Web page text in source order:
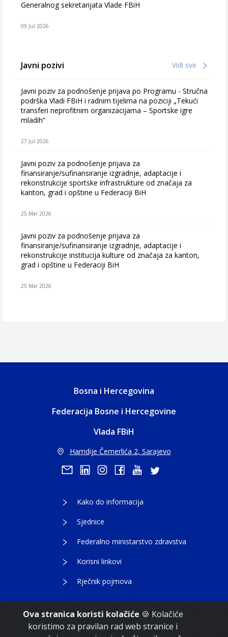
Ova stranica koristi kolačiće 🍪 Kolačiće
koristimo za pravilan rad web stranice i
Generalnog sekretarijata Vlade FBiH
09 Jul 2026
Javni pozivi Vidi sve
Javni poziv za podnošenje prijava po Programu - Stručna
podrška Vladi FBiH i radnim tijelima na poziciji „Tekući
transferi neprofitnim organizacijama – Sportske igre
mladih“
27 Jul 2026
Javni poziv za podnošenje prijava za
finansiranje/sufinansiranje izgradnje, adaptacije i
rekonstrukcije sportske infrastrukture od značaja za
kanton, grad i opštine u Federaciji BiH
25 Mar 2026
Javni poziv za podnošenje prijava za
finansiranje/sufinansiranje izgradnje, adaptacije i
rekonstrukcije institucija kulture od značaja za kanton,
grad i opštine u Federaciji BiH
25 Mar 2026
Bosna i Hercegovina
Federacija Bosne i Hercegovine
Vlada FBiH
Hamdije Čemerlića 2, Sarajevo
Kako do informacija
Sjednice
Federalno ministarstvo zdravstva
Korisni linkovi
Rječnik pojmova
Copyright 2021. Vlada Federacije Bosne i